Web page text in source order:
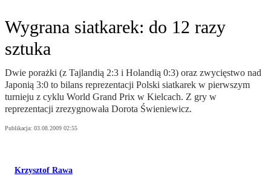
Wygrana siatkarek: do 12 razy
sztuka
Dwie porażki (z Tajlandią 2:3 i Holandią 0:3) oraz zwycięstwo nad
Japonią 3:0 to bilans reprezentacji Polski siatkarek w pierwszym
turnieju z cyklu World Grand Prix w Kielcach. Z gry w
reprezentacji zrezygnowała Dorota Świeniewicz.
Publikacja: 03.08.2009 02:55
Krzysztof Rawa